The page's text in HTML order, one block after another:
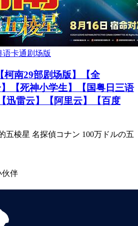
语卡通剧场版
柯南29部剧场版】【全
【死神小学生】【国粤日三语
迅雷云】【阿里云】【百度
五棱星 名探偵コナン 100万ドルの五
伙伴